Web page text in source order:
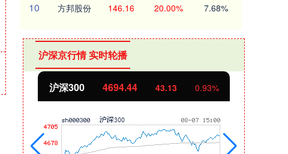
10 方邦股份 146.16 20.00% 7.68%
沪深京行情 实时轮播
北证50 1134.24 11.37 1.01%